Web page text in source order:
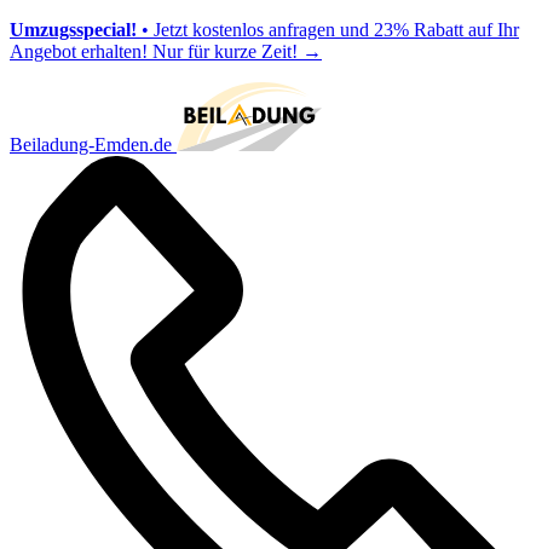
Umzugsspecial! • Jetzt kostenlos anfragen und 23% Rabatt auf Ihr
Angebot erhalten! Nur für kurze Zeit! →
Beiladung-Emden.de